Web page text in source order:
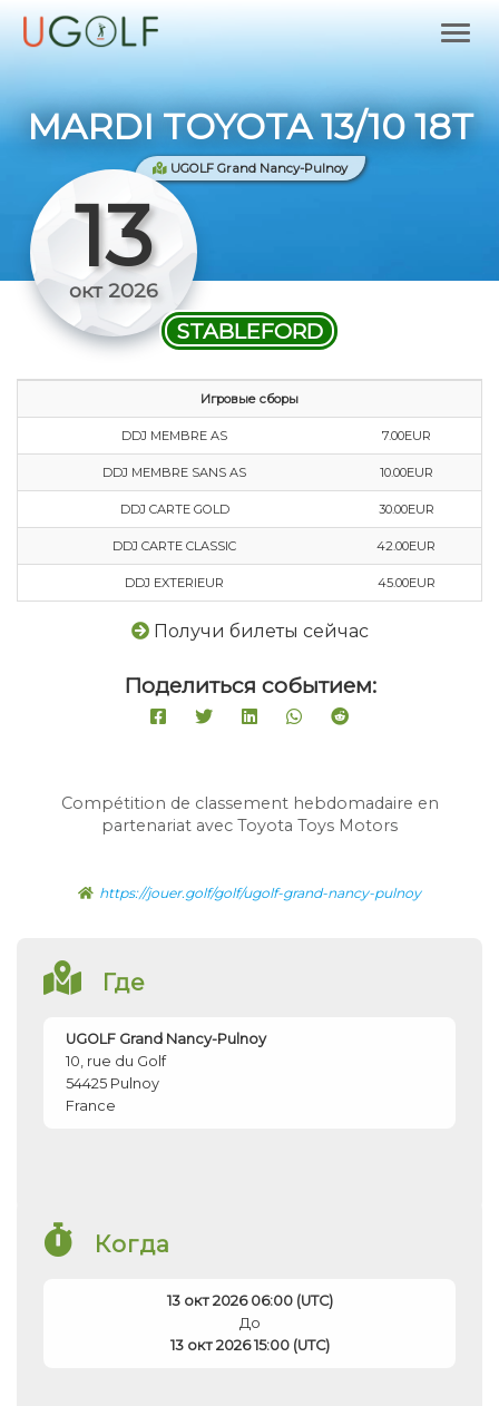
MARDI TOYOTA 13/10 18T
UGOLF Grand Nancy-Pulnoy
13
окт 2026
STABLEFORD
Игровые сборы
DDJ MEMBRE AS 7.00EUR
DDJ MEMBRE SANS AS 10.00EUR
DDJ CARTE GOLD 30.00EUR
DDJ CARTE CLASSIC 42.00EUR
DDJ EXTERIEUR 45.00EUR
Получи билеты сейчас
Поделиться событием:
Compétition de classement hebdomadaire en
partenariat avec Toyota Toys Motors
https://jouer.golf/golf/ugolf-grand-nancy-pulnoy
Где
UGOLF Grand Nancy-Pulnoy
10, rue du Golf
54425 Pulnoy
France
Когда
13 окт 2026 06:00 (UTC)
До
13 окт 2026 15:00 (UTC)